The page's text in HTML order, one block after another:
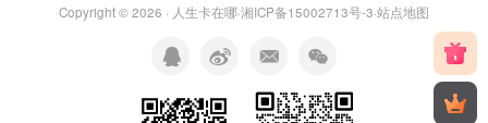
Copyright © 2026 · 人生卡在哪·湘ICP备15002713号-3·站点地图